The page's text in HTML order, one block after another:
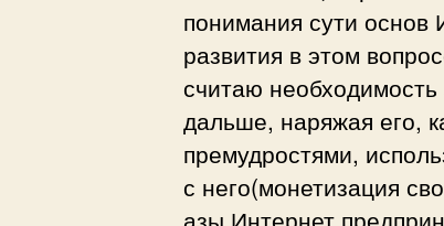
понимания сути основ
развития в этом
считаю
дальше, наряжая его,
премудростями,
с него(монетизация
азы Интернет